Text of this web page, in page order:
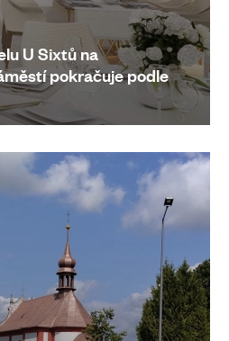
U Sixtů na
pokračuje podle